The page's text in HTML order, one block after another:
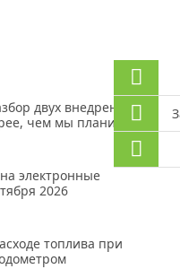
двух внедрений
чем мы планировали
электронные
2026
топлива при